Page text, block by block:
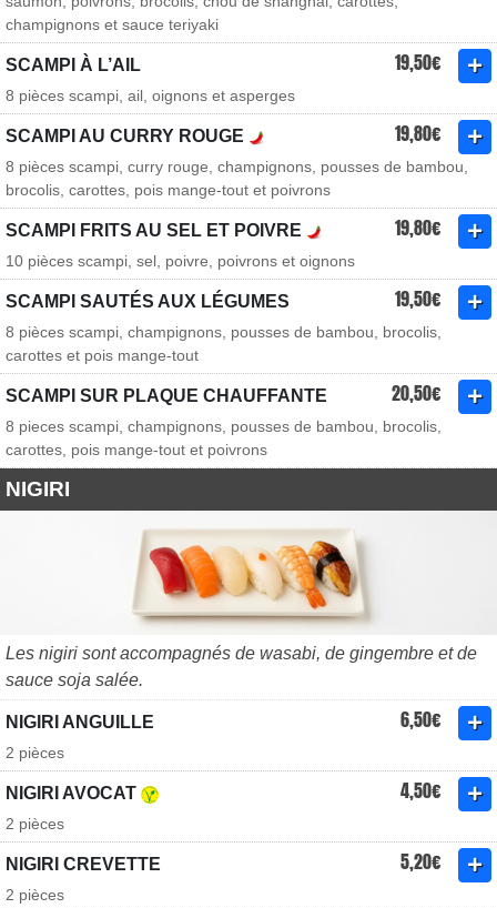
champignons et sauce teriyaki
SCAMPI À L’AIL 19,50€
8 pièces scampi, ail, oignons et asperges
SCAMPI AU CURRY ROUGE 19,80€
8 pièces scampi, curry rouge, champignons, pousses de bambou,
brocolis, carottes, pois mange-tout et poivrons
SCAMPI FRITS AU SEL ET POIVRE 19,80€
10 pièces scampi, sel, poivre, poivrons et oignons
SCAMPI SAUTÉS AUX LÉGUMES 19,50€
8 pièces scampi, champignons, pousses de bambou, brocolis,
carottes et pois mange-tout
SCAMPI SUR PLAQUE CHAUFFANTE 20,50€
8 pieces scampi, champignons, pousses de bambou, brocolis,
carottes, pois mange-tout et poivrons
NIGIRI
Les nigiri sont accompagnés de wasabi, de gingembre et de
sauce soja salée.
NIGIRI ANGUILLE 6,50€
2 pièces
NIGIRI AVOCAT 4,50€
2 pièces
NIGIRI CREVETTE 5,20€
2 pièces